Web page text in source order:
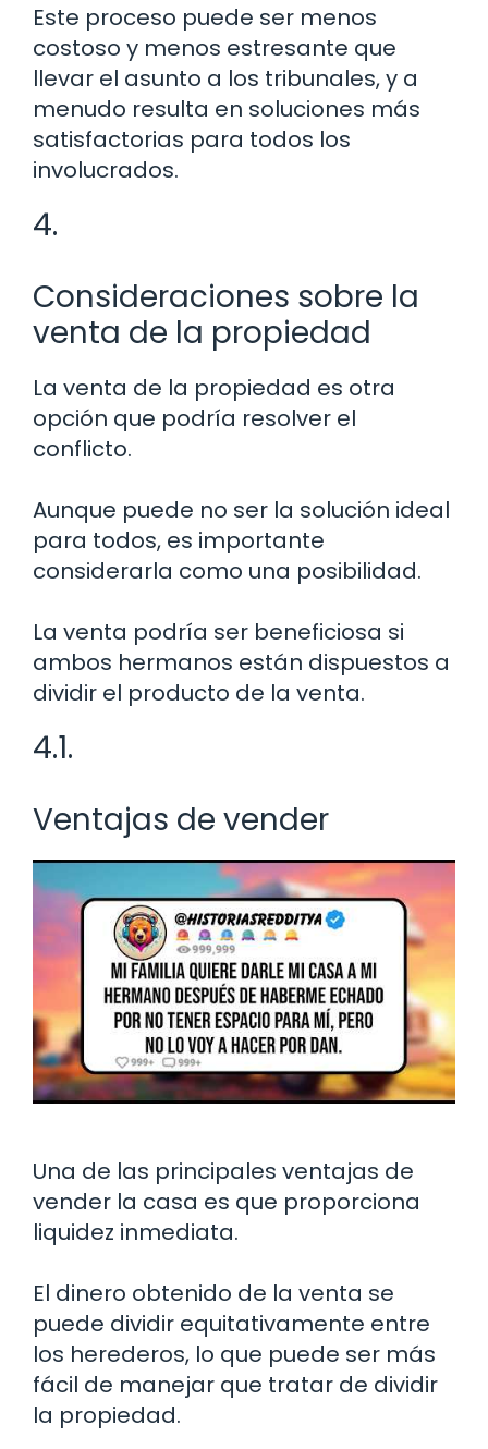
Este proceso puede ser menos
costoso y menos estresante que
llevar el asunto a los tribunales, y a
menudo resulta en soluciones más
satisfactorias para todos los
involucrados.
4.
Consideraciones sobre la
venta de la propiedad
La venta de la propiedad es otra
opción que podría resolver el
conflicto.
Aunque puede no ser la solución ideal
para todos, es importante
considerarla como una posibilidad.
La venta podría ser beneficiosa si
ambos hermanos están dispuestos a
dividir el producto de la venta.
4.1.
Ventajas de vender
Una de las principales ventajas de
vender la casa es que proporciona
liquidez inmediata.
El dinero obtenido de la venta se
puede dividir equitativamente entre
los herederos, lo que puede ser más
fácil de manejar que tratar de dividir
la propiedad.